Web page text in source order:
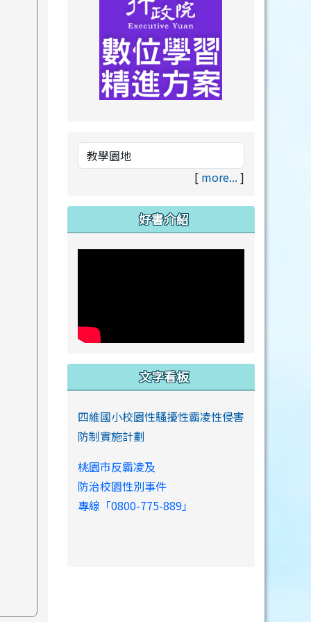
[ more... ]
好書介紹
文字看板
四維國小校園性騷擾性霸凌性侵害
防制實施計劃
桃園市反霸凌及
防治校園性別事件
專線「0800-775-889」